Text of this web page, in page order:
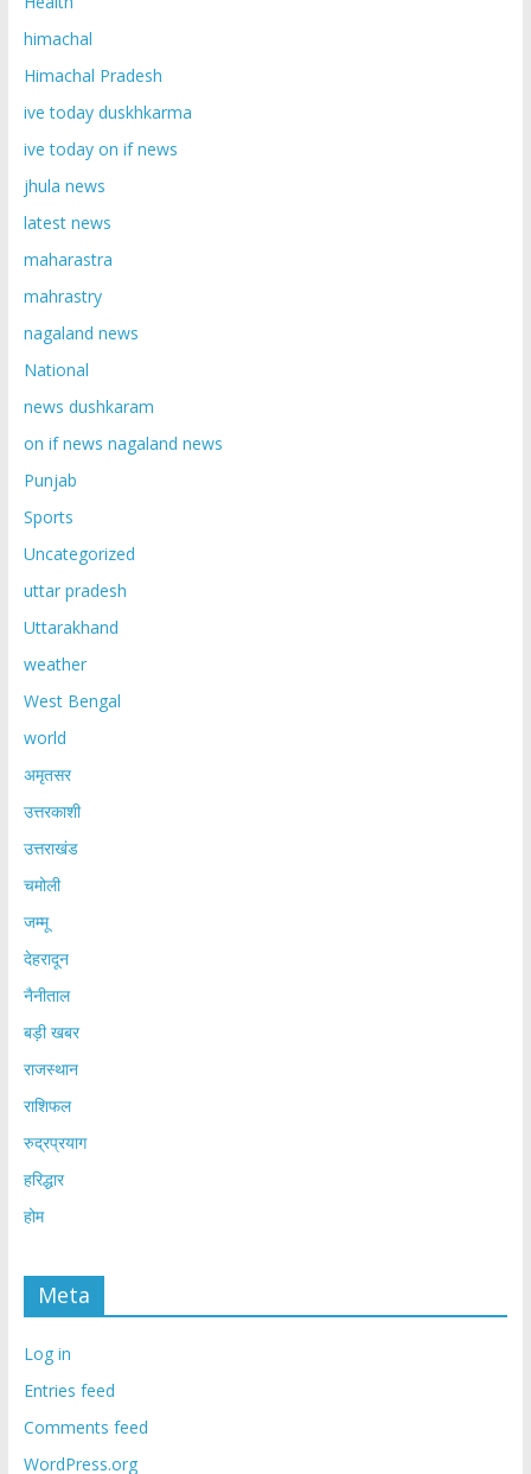
himachal
Himachal Pradesh
ive today duskhkarma
ive today on if news
jhula news
latest news
maharastra
mahrastry
nagaland news
National
news dushkaram
on if news nagaland news
Punjab
Sports
Uncategorized
uttar pradesh
Uttarakhand
weather
West Bengal
world
अमृतसर
उत्तरकाशी
उत्तराखंड
चमोली
जम्मू
देहरादून
नैनीताल
बड़ी खबर
राजस्थान
राशिफल
रुद्रप्रयाग
हरिद्धार
होम
Meta
Log in
Entries feed
Comments feed
WordPress.org